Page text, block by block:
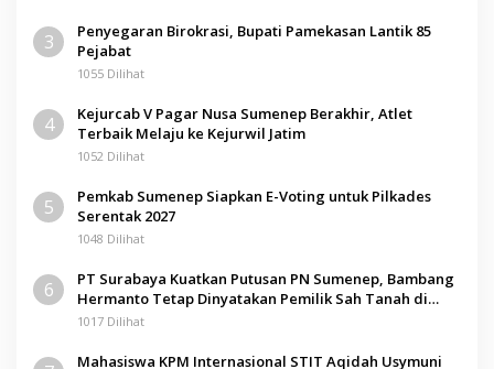
3
Penyegaran Birokrasi, Bupati Pamekasan Lantik 85
Pejabat
1055 Dilihat
4
Kejurcab V Pagar Nusa Sumenep Berakhir, Atlet
Terbaik Melaju ke Kejurwil Jatim
1052 Dilihat
5
Pemkab Sumenep Siapkan E-Voting untuk Pilkades
Serentak 2027
1048 Dilihat
6
PT Surabaya Kuatkan Putusan PN Sumenep, Bambang
Hermanto Tetap Dinyatakan Pemilik Sah Tanah di
Pamolokan
1017 Dilihat
Mahasiswa KPM Internasional STIT Aqidah Usymuni